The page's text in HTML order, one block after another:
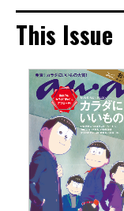
This Issue